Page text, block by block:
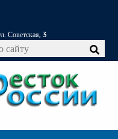
Советская, 3